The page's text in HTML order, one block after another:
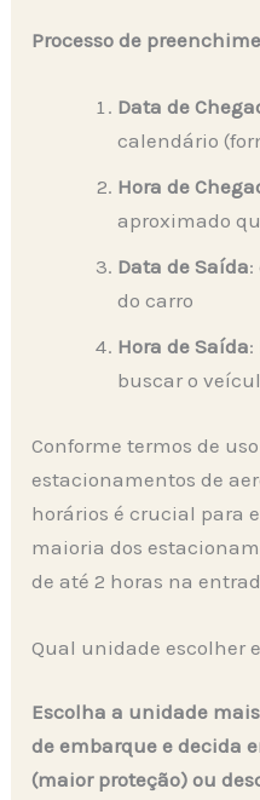
Processo de
Data de
calendário
Hora de
aproximado
Data de Saída:
do carro
Hora de Saída:
buscar o
Conforme termos de
estacionamentos de
horários é crucial para
maioria dos
de até 2 horas na
Qual unidade escolher
Escolha a unidade
de embarque e decida
(maior proteção) ou